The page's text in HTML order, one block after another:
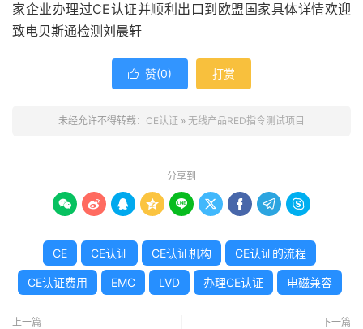
家企业办理过CE认证并顺利出口到欧盟国家具体详情欢迎
致电贝斯通检测刘晨轩
 赞(0) 打赏
未经允许不得转载： CE认证 » 无线产品RED指令测试项目
分享到
        
CE CE认证 CE认证机构 CE认证的流程
CE认证费用 EMC LVD 办理CE认证 电磁兼容
上一篇 下一篇